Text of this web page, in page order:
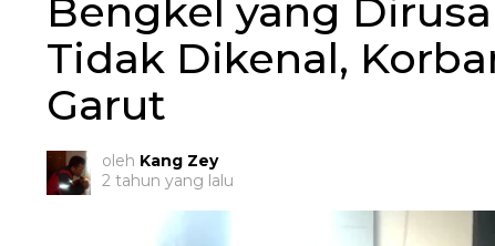
Bengkel yang
Tidak Dikenal,
Garut
oleh Kang Zey
2 tahun yang lalu